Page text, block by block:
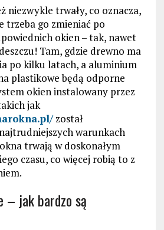
niezwykle trwały, co oznacza,
trzeba go zmieniać po
okien – tak, nawet
Tam, gdzie drewno ma
po kilku latach, a aluminium
plastikowe będą odporne
okien instalowany przez
jak
został
warunkach
trwają w doskonałym
czasu, co więcej robią to z
– jak bardzo są